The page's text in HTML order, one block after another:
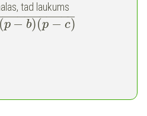
tad laukums
(p − b)(p − c)
−
−−−−−−−−−